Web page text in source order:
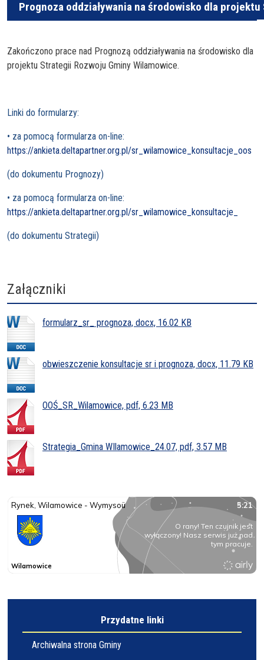
Prognoza oddziaływania na środowisko dla
Zakończono prace nad Prognozą oddziaływania na środowisko dla
projektu Strategii Rozwoju Gminy Wilamowice.
Linki do formularzy:
• za pomocą formularza on-line:
https://ankieta.deltapartner.org.pl/sr_wilamowice_konsultacje_oos
(do dokumentu Prognozy)
• za pomocą formularza on-line:
https://ankieta.deltapartner.org.pl/sr_wilamowice_konsultacje_
(do dokumentu Strategii)
Załączniki
formularz_sr_ prognoza, docx, 16.02 KB
obwieszczenie konsultacje sr i prognoza, docx, 11.79 KB
OOŚ_SR_Wilamowice, pdf, 6.23 MB
Strategia_Gmina WIlamowice_24.07, pdf, 3.57 MB
Przydatne linki
Archiwalna strona Gminy